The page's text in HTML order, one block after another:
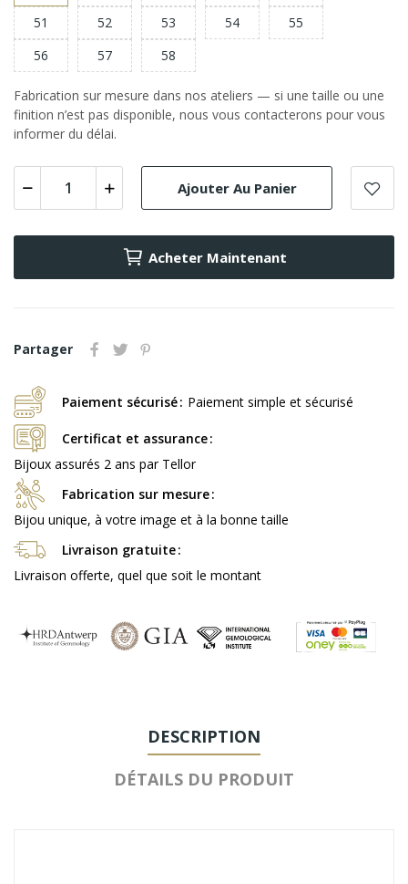
51
52 53 54
55
56
57 58
Fabrication sur mesure dans nos ateliers — si une taille ou une
finition n’est pas disponible, nous vous contacterons pour vous
informer du délai.
Ajouter Au Panier
Acheter Maintenant
Partager
Paiement sécurisé Paiement simple et sécurisé
Certificat et assurance
Bijoux assurés 2 ans par Tellor
Fabrication sur mesure
Bijou unique, à votre image et à la bonne taille
Livraison gratuite
Livraison offerte, quel que soit le montant
DESCRIPTION
DÉTAILS DU PRODUIT